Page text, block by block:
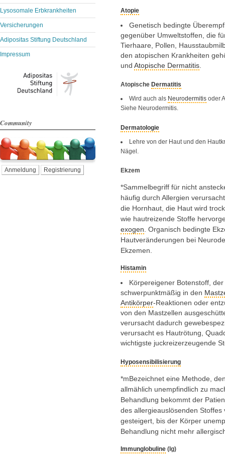
Lysosomale Erbkrankheiten
Versicherungen
Adipositas Stiftung Deutschland
Impressum
Community
Anmeldung Registrierung
Atopie
Genetisch bedingte
gegenüber Umweltstoffen, die
Tierhaare, Pollen,
den atopischen Krankheiten
und Atopische Dermatitis
Atopische Dermatitis
Wird auch als Neurodermitis oder
Siehe Neurodermitis.
Dermatologie
Lehre von der Haut und den
Nägel.
Ekzem
*Sammelbegriff für nicht
häufig durch Allergien
die Hornhaut, die Haut wird
wie hautreizende Stoffe
exogen. Organisch bedingte
Hautveränderungen bei
Ekzemen.
Histamin
Körpereigener Botenstoff,
schwerpunktmäßig in den
Antikörper-Reaktionen oder
von den Mastzellen
verursacht dadurch
verursacht es Hautrötung,
wichtigste juckreizerzeugende
Hyposensibilisierung
*mBezeichnet eine Methode,
allmählich unempfindlich zu
Behandlung bekommt der
des allergieauslösenden
gesteigert, bis der Körper
Behandlung nicht mehr
Immunglobuline (Ig)